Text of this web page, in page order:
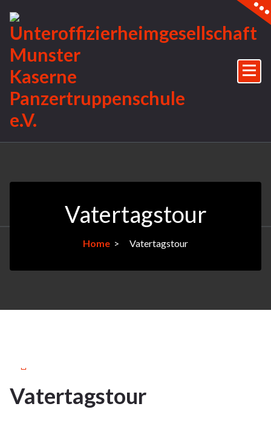
Vatertagstour
Home> Vatertagstour
30
Vatertagstour